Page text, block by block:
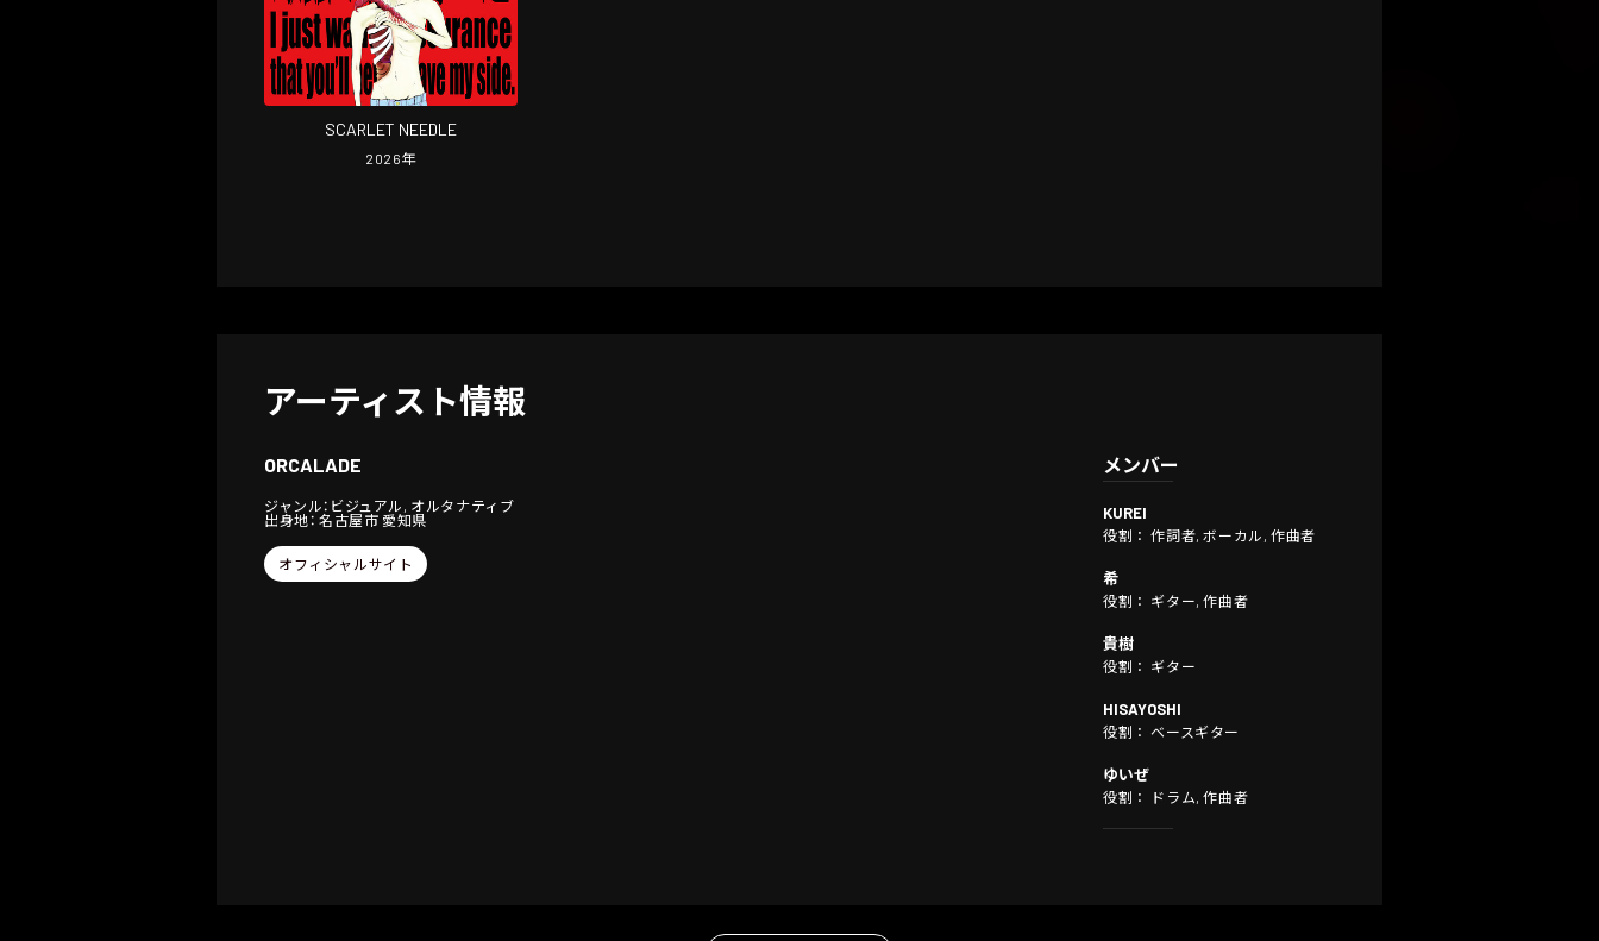
SCARLET NEEDLE
2026年
アーティスト情報
ORCALADE
ジャンル：ビジュアル, オルタナティブ
出身地： 名古屋市 愛知県
オフィシャルサイト
メンバー
KUREI
役割： 作詞者, ボーカル, 作曲者
希
役割： ギター, 作曲者
貴樹
役割： ギター
HISAYOSHI
役割： ベースギター
ゆいぜ
役割： ドラム, 作曲者